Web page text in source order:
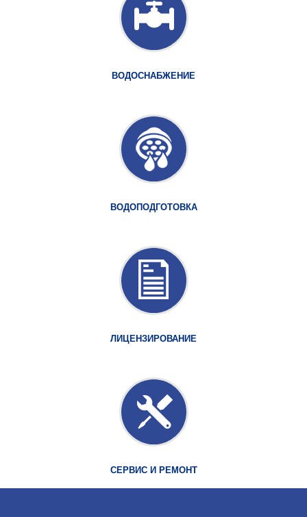
ВОДОСНАБЖЕНИЕ
ВОДОПОДГОТОВКА
ЛИЦЕНЗИРОВАНИЕ
СЕРВИС И РЕМОНТ